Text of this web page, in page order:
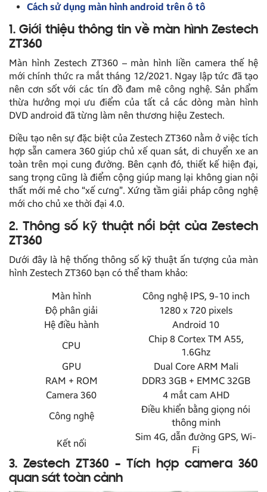
Cách sử dụng màn hình android trên ô tô
1. Giới thiệu thông tin về màn hình Zestech
ZT360
Màn hình Zestech ZT360 – màn hình liền camera thế hệ
mới chính thức ra mắt tháng 12/2021. Ngay lập tức đã tạo
nên cơn sốt với các tín đồ đam mê công nghệ. Sản phẩm
thừa hưởng mọi ưu điểm của tất cả các dòng màn hình
DVD android đã từng làm nên thương hiệu Zestech.
Điều tạo nên sự đặc biệt của Zestech ZT360 nằm ở việc tích
hợp sẵn camera 360 giúp chủ xế quan sát, di chuyển xe an
toàn trên mọi cung đường. Bên cạnh đó, thiết kế hiện đại,
sang trọng cũng là điểm cộng giúp mang lại không gian nội
thất mới mẻ cho “xế cưng”. Xứng tầm giải pháp công nghệ
mới cho chủ xe thời đại 4.0.
2. Thông số kỹ thuật nổi bật của Zestech
ZT360
Dưới đây là hệ thống thông số kỹ thuật ấn tượng của màn
hình Zestech ZT360 bạn có thể tham khảo:
Màn hình
Công nghệ IPS, 9-10 inch
Độ phân giải
1280 x 720 pixels
Hệ điều hành
Android 10
CPU
Chip 8 Cortex TM A55,
1.6Ghz
GPU
Dual Core ARM Mali
RAM + ROM
DDR3 3GB + EMMC 32GB
Camera 360
4 mắt cam AHD
Công nghệ
Điều khiển bằng giọng nói
thông minh
Kết nối
Sim 4G, dẫn đường GPS, Wi-
Fi
3. Zestech ZT360 – Tích hợp camera 360
quan sát toàn cảnh